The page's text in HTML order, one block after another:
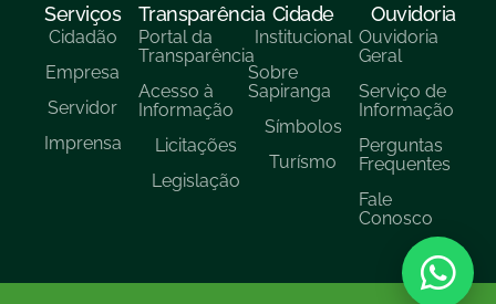
Serviços
Cidadão
Empresa
Servidor
Imprensa
Transparência
Portal da
Transparência
Acesso à
Informação
Licitações
Legislação
Cidade
Institucional
Sobre
Sapiranga
Símbolos
Turísmo
Ouvidoria
Ouvidoria
Geral
Serviço de
Informação
Perguntas
Frequentes
Fale
Conosco